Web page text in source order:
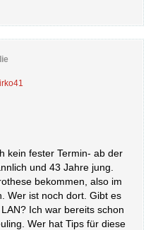
kein fester Termin- ab der
und 43 Jahre jung.
bekommen, also im
Wer ist noch dort. Gibt es
Ich war bereits schon
Wer hat Tips für diese